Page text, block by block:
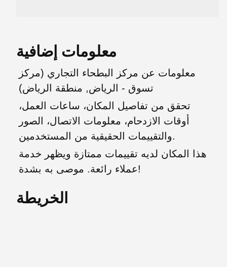
معلومات إضافية
معلومات عن مركز البطحاء التجاري (مركز
تسوق - الرياض, منطقة الرياض)
تحقق من تفاصيل المكان، ساعات العمل،
أوقات الازدحام، معلومات الاتصال، الصور
والتقييمات الحقيقية من المستخدمين.
هذا المكان لديه تقييمات ممتازة ويظهر خدمة
عملاء رائعة. موصى به بشدة!
الخريطة